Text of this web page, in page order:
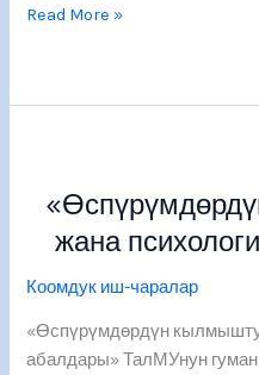
Read More »
жана
Коомдук иш-чаралар
«Өспүрүмдөрдүн
абалдары» ТалМУнун
жана